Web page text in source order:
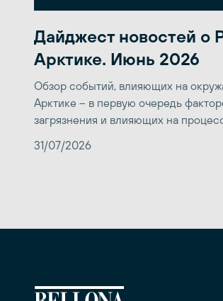
Дайджест новостей о
Арктике. Июнь 2026
Обзор событий, влияющих на
Арктике – в первую очередь
загрязнения и влияющих на
31/07/2026